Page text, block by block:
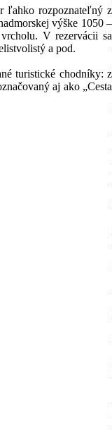
ľahko rozpoznateľný z
výške 1050 –
V rezervácii sa
a pod.
turistické chodníky: z
aj ako „Cesta